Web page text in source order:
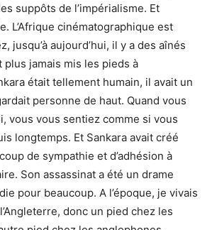
suppôts de l’impérialisme. Et
L’Afrique cinématographique est
jusqu’à aujourd’hui, il y a des aînés
plus jamais mis les pieds à
était tellement humain, il avait un
personne de haut. Quand vous
vous vous sentiez comme si vous
longtemps. Et Sankara avait créé
de sympathie et d’adhésion à
Son assassinat a été un drame
pour beaucoup. A l’époque, je vivais
donc un pied chez les